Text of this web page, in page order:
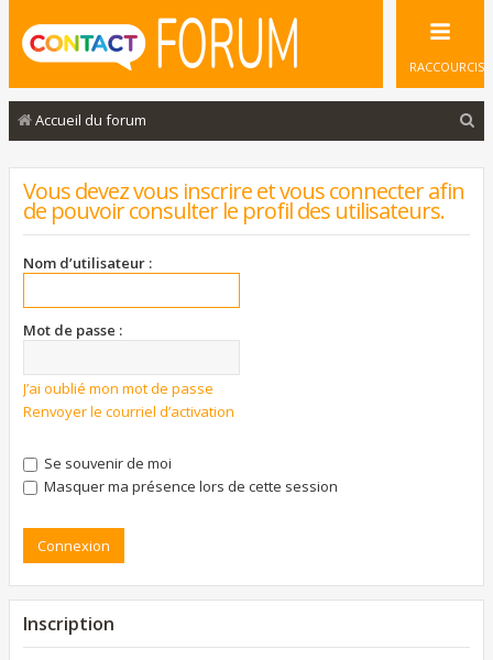
RACCOURCIS
Accueil du forum
Vous devez vous inscrire et vous connecter afin
de pouvoir consulter le profil des utilisateurs.
Nom d’utilisateur :
Mot de passe :
J’ai oublié mon mot de passe
Renvoyer le courriel d’activation
Se souvenir de moi
Masquer ma présence lors de cette session
Inscription